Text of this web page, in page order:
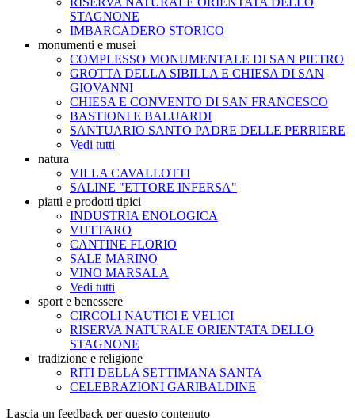
STAGNONE
IMBARCADERO STORICO
monumenti e musei
COMPLESSO MONUMENTALE DI SAN PIETRO
GROTTA DELLA SIBILLA E CHIESA DI SAN
GIOVANNI
CHIESA E CONVENTO DI SAN FRANCESCO
BASTIONI E BALUARDI
SANTUARIO SANTO PADRE DELLE PERRIERE
Vedi tutti
natura
VILLA CAVALLOTTI
SALINE "ETTORE INFERSA"
piatti e prodotti tipici
INDUSTRIA ENOLOGICA
VUTTARO
CANTINE FLORIO
SALE MARINO
VINO MARSALA
Vedi tutti
sport e benessere
CIRCOLI NAUTICI E VELICI
RISERVA NATURALE ORIENTATA DELLO
STAGNONE
tradizione e religione
RITI DELLA SETTIMANA SANTA
CELEBRAZIONI GARIBALDINE
Lascia un feedback per questo contenuto